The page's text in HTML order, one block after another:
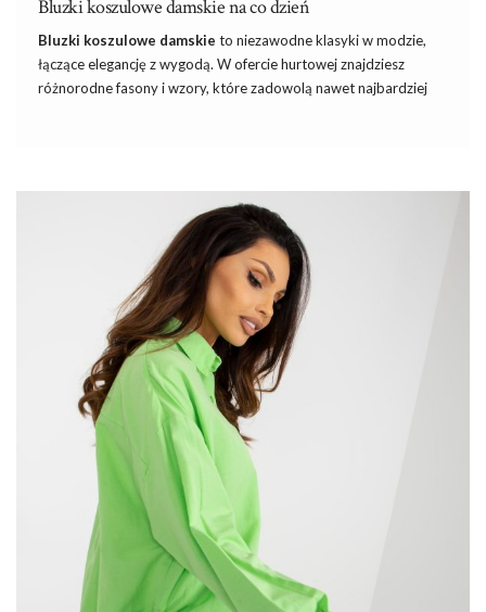
Bluzki koszulowe damskie na co dzień
Bluzki koszulowe damskie to niezawodne klasyki w modzie,
łączące elegancję z wygodą. W ofercie hurtowej znajdziesz
różnorodne fasony i wzory, które zadowolą nawet najbardziej
materiałów oraz starannym wykonaniem, co gwarantuje
trwałość i komfort noszenia przez wiele sezonów. Zapraszamy
do zapoznania się z naszą kolekcją!
Bluzki koszulowe damskie – co je
wyróżnia spośród innych?
Bluzki koszulowe damskiesą niezwykle uniwersalne i łatwe w
stylizacji, co sprawia, że są nieodłącznym elementem wielu
kobiecych szaf. Charakteryzują się one prostym, ale eleganckim
krojem, który nadaje …